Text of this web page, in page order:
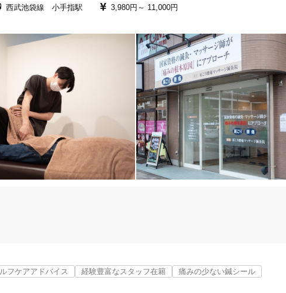
テーマし、地域NO1実績を目指しております！
西武池袋線 小手指駅 3,980円～ 11,000円
きます。
フケアアドバイス 経験豊富なスタッフ在籍
痛みの少ない鍼シール